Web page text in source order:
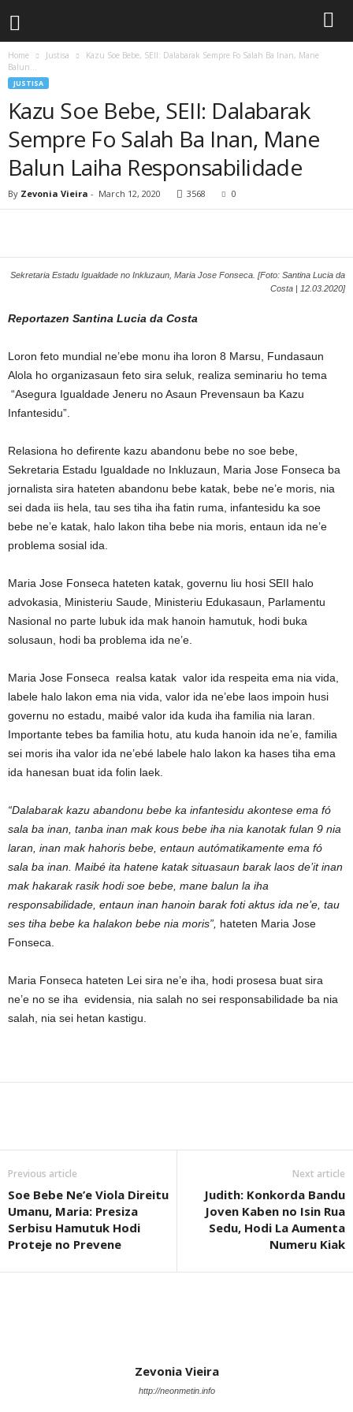
Home Justisa
Kazu Soe Bebe, SEII: Dalabarak Sempre Fo Salah Ba Inan, Mane
Balun...
JUSTISA
Kazu Soe Bebe, SEII: Dalabarak
Sempre Fo Salah Ba Inan, Mane
Balun Laiha Responsabilidade
By Zevonia Vieira - March 12, 2020 3568 0
Sekretaria Estadu Igualdade no Inkluzaun, Maria Jose Fonseca. [Foto: Santina Lucia da
Costa | 12.03.2020]
Reportazen Santina Lucia da Costa
Loron feto mundial ne’ebe monu iha loron 8 Marsu, Fundasaun
Alola ho organizasaun feto sira seluk, realiza seminariu ho tema
“Asegura Igualdade Jeneru no Asaun Prevensaun ba Kazu
Infantesidu”.
Relasiona ho defirente kazu abandonu bebe no soe bebe,
Sekretaria Estadu Igualdade no Inkluzaun, Maria Jose Fonseca ba
jornalista sira hateten abandonu bebe katak, bebe ne’e moris, nia
sei dada iis hela, tau ses tiha iha fatin ruma, infantesidu ka soe
bebe ne’e katak, halo lakon tiha bebe nia moris, entaun ida ne’e
problema sosial ida.
Maria Jose Fonseca hateten katak, governu liu hosi SEII halo
advokasia, Ministeriu Saude, Ministeriu Edukasaun, Parlamentu
Nasional no parte lubuk ida mak hanoin hamutuk, hodi buka
solusaun, hodi ba problema ida ne’e.
Maria Jose Fonseca realsa katak valor ida respeita ema nia vida,
labele halo lakon ema nia vida, valor ida ne’ebe laos impoin husi
governu no estadu, maibé valor ida kuda iha familia nia laran.
Importante tebes ba familia hotu, atu kuda hanoin ida ne’e, familia
sei moris iha valor ida ne’ebé labele halo lakon ka hases tiha ema
ida hanesan buat ida folin laek.
“Dalabarak kazu abandonu bebe ka infantesidu akontese ema fó
sala ba inan, tanba inan mak kous bebe iha nia kanotak fulan 9 nia
laran, inan mak hahoris bebe, entaun autómatikamente ema fó
sala ba inan. Maibé ita hatene katak situasaun barak laos de’it inan
mak hakarak rasik hodi soe bebe, mane balun la iha
responsabilidade, entaun inan hanoin barak foti aktus ida ne’e, tau
ses tiha bebe ka halakon bebe nia moris”, hateten Maria Jose
Fonseca.
Maria Fonseca hateten Lei sira ne’e iha, hodi prosesa buat sira
ne’e no se iha evidensia, nia salah no sei responsabilidade ba nia
salah, nia sei hetan kastigu.
Previous article
Soe Bebe Ne’e Viola Direitu
Umanu, Maria: Presiza
Serbisu Hamutuk Hodi
Proteje no Prevene
Next article
Judith: Konkorda Bandu
Joven Kaben no Isin Rua
Sedu, Hodi La Aumenta
Numeru Kiak
Zevonia Vieira
http://neonmetin.info